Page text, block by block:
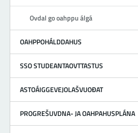
Ovdal go oahppu álgá
OAHPPOHÁLDDAHUS
SSO STUDEANTAOVTTASTUS
ASTOÁIGGEVEJOLAŠVUOĐAT
PROGREŠUVDNA- JA OAHPAHUSPLÁNA